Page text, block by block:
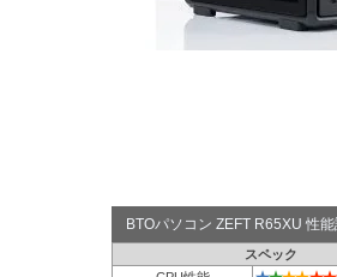
BTOパソコン ZEFT R65XU 性
スペック